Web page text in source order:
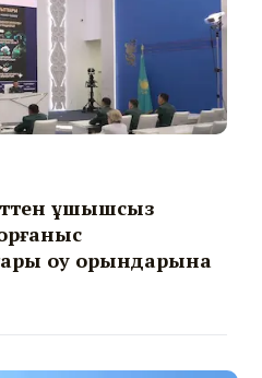
ұшқышсыз
оқу орындарына